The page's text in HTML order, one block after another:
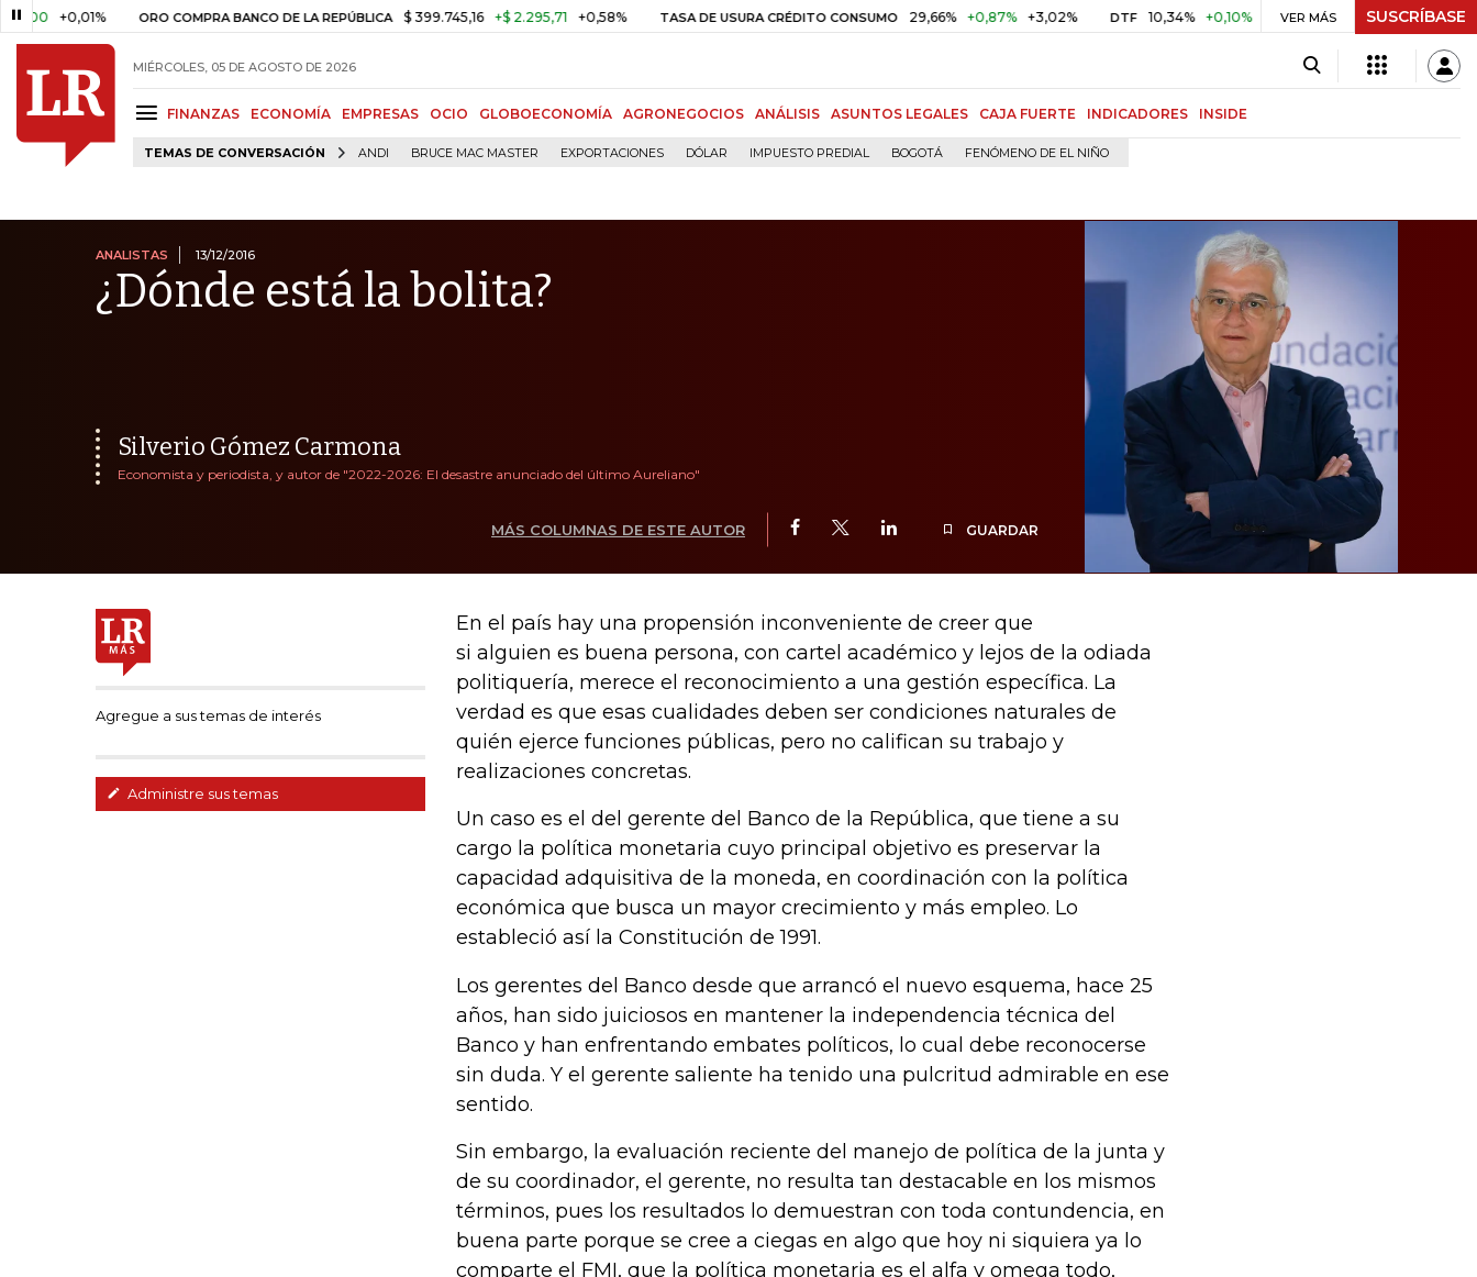
ORO COMPRA BANCO DE LA REPÚBLICA $ 399.745,16 +$ 2.295,71 +0,58% TASA DE USURA CRÉDITO CONSUMO 29,66% +0,87% +3,02% DTF 10,34% +0,10% +0,98% UVR $ 416,81 +$ 0,05
VER MÁS SUSCRÍBASE
MIÉRCOLES, 05 DE AGOSTO DE 2026
FINANZAS ECONOMÍA EMPRESAS OCIO GLOBOECONOMÍA AGRONEGOCIOS ANÁLISIS ASUNTOS LEGALES CAJA FUERTE INDICADORES INSIDE
TEMAS DE CONVERSACIÓN ANDI BRUCE MAC MASTER EXPORTACIONES DÓLAR IMPUESTO PREDIAL BOGOTÁ FENÓMENO DE EL NIÑO
ANALISTAS 13/12/2016
¿Dónde está la bolita?
Silverio Gómez Carmona
Economista y periodista, y autor de "2022-2026: El desastre anunciado del último Aureliano"
MÁS COLUMNAS DE ESTE AUTOR GUARDAR
Agregue a sus temas de interés
Administre sus temas
En el país hay una propensión inconveniente de creer que
si alguien es buena persona, con cartel académico y lejos de la odiada
politiquería, merece el reconocimiento a una gestión específica. La
verdad es que esas cualidades deben ser condiciones naturales de
quién ejerce funciones públicas, pero no califican su trabajo y
realizaciones concretas.
Un caso es el del gerente del Banco de la República, que tiene a su
cargo la política monetaria cuyo principal objetivo es preservar la
capacidad adquisitiva de la moneda, en coordinación con la política
económica que busca un mayor crecimiento y más empleo. Lo
estableció así la Constitución de 1991.
Los gerentes del Banco desde que arrancó el nuevo esquema, hace 25
años, han sido juiciosos en mantener la independencia técnica del
Banco y han enfrentando embates políticos, lo cual debe reconocerse
sin duda. Y el gerente saliente ha tenido una pulcritud admirable en ese
sentido.
Sin embargo, la evaluación reciente del manejo de política de la junta y
de su coordinador, el gerente, no resulta tan destacable en los mismos
términos, pues los resultados lo demuestran con toda contundencia, en
buena parte porque se cree a ciegas en algo que hoy ni siquiera ya lo
comparte el FMI, que la política monetaria es el alfa y omega todo,